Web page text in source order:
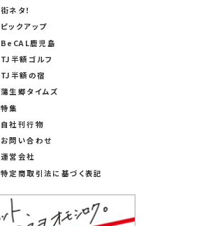
街ネタ！
ピックアップ
BeCAL鹿児島
TJ半額ゴルフ
TJ半額の宿
蒲生郷タイムズ
特集
自社刊行物
お問い合わせ
運営会社
特定商取引法に基づく表記